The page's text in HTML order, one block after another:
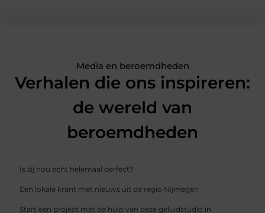
Media en beroemdheden
Verhalen die ons inspireren:
de wereld van
beroemdheden
Is zij nou echt helemaal perfect?
Een lokale krant met nieuws uit de regio Nijmegen
Start een project met de hulp van deze geluidstudio in